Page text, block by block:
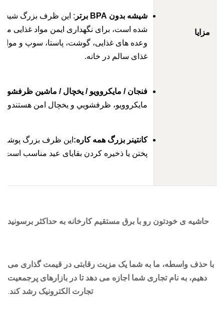
شیشه بدون BPA برتر
: این ظرف بزرگ شیشه ای
شده است، برای نگهداری ایمن مواد غذایی
وعده های غذایی، گوشت، پاستا، سوپ و موارد
غذای سالم در خانه.
فنجان / مایکروویو / یخچال / ماشین ظرفشویی:
مايکروويو، ظرفشويي و يخچال امن هستندو تازه
کانتینر بزرگ همه کاره:این ظرف بزرگ پوشیده و
پختن یا ذخیره کردن بقایای عید مناسب است
حاشیه ی خودتون رو با برق مستقیم کارخانه به حداکثر برسونید
حذف واسطه، ما به شما یک مزیت رقابتی در قیمت گذاری می
دهیم، به نام تجاری شما اجازه می دهد تا در بازارهای پرجمعیت
تجارت الکترونیک رشد کند.